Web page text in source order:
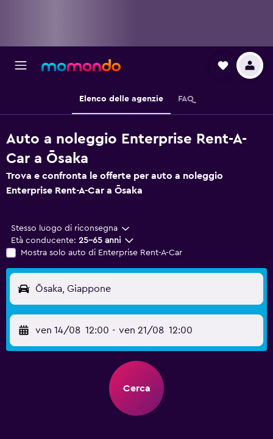
Elenco delle agenzie FAQ
Auto a noleggio Enterprise Rent-A-
Car a Ōsaka
Trova e confronta le offerte per auto a noleggio
Enterprise Rent-A-Car a Ōsaka
Stesso luogo di riconsegna
Età conducente: 25-65 anni
Mostra solo auto di Enterprise Rent-A-Car
Ōsaka, Giappone
ven 14/08 12:00 - ven 21/08 12:00
Cerca